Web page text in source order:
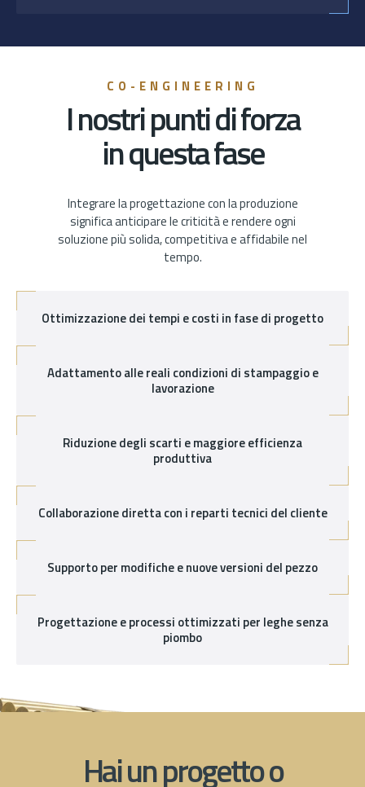
CO-ENGINEERING
I nostri punti di forza
in questa fase
Integrare la progettazione con la produzione
significa anticipare le criticità e rendere ogni
soluzione più solida, competitiva e affidabile nel
tempo.
Ottimizzazione dei tempi e costi in fase di progetto
Adattamento alle reali condizioni di stampaggio e
lavorazione
Riduzione degli scarti e maggiore efficienza
produttiva
Collaborazione diretta con i reparti tecnici del cliente
Supporto per modifiche e nuove versioni del pezzo
Progettazione e processi ottimizzati per leghe senza
piombo
Hai un progetto o